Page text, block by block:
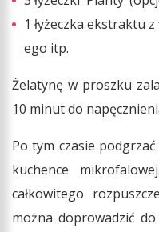
1 łyżeczka ekstraktu
ego itp.
Żelatynę w proszku
10 minut do
Po tym czasie
kuchence
całkowitego
można doprowadzić